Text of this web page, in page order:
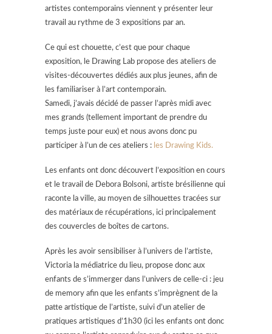
artistes contemporains viennent y présenter leur
travail au rythme de 3 expositions par an.
Ce qui est chouette, c’est que pour chaque
exposition, le Drawing Lab propose des ateliers de
visites-découvertes dédiés aux plus jeunes, afin de
les familiariser à l’art contemporain.
Samedi, j’avais décidé de passer l’après midi avec
mes grands (tellement important de prendre du
temps juste pour eux) et nous avons donc pu
participer à l’un de ces ateliers : les Drawing Kids.
Les enfants ont donc découvert l’exposition en cours
et le travail de Debora Bolsoni, artiste brésilienne qui
raconte la ville, au moyen de silhouettes tracées sur
des matériaux de récupérations, ici principalement
des couvercles de boîtes de cartons.
Après les avoir sensibiliser à l’univers de l’artiste,
Victoria la médiatrice du lieu, propose donc aux
enfants de s’immerger dans l’univers de celle-ci : jeu
de memory afin que les enfants s’imprègnent de la
patte artistique de l’artiste, suivi d’un atelier de
pratiques artistiques d’1h30 (ici les enfants ont donc